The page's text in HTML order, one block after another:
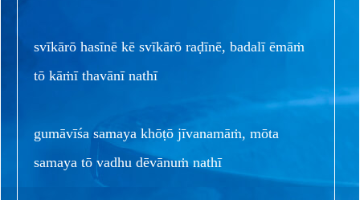
svīkārō hasīnē kē svīkārō raḍīnē, badalī ēmāṁ
tō kāṁī thavānī nathī
gumāvīśa samaya khōṭō jīvanamāṁ, mōta
samaya tō vadhu dēvānuṁ nathī